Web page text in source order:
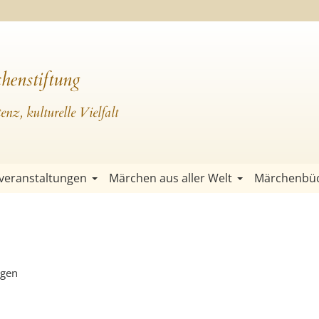
kulturelle Vielfalt
Märchen aus aller Welt